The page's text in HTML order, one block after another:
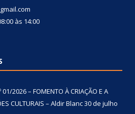
às 14:00
2026 – FOMENTO À CRIAÇÃO E A
CULTURAIS – Aldir Blanc30 de julho